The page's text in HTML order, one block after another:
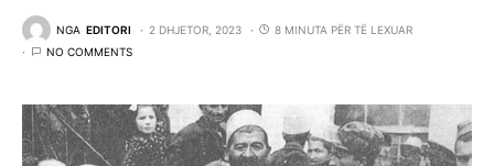
NGA EDITORI 2 DHJETOR, 2023
8 MINUTA PËR TË LEXUAR
NO COMMENTS